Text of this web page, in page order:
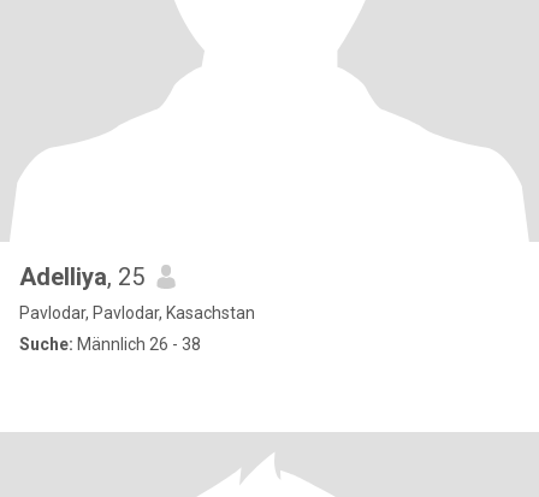
Adelliya, 25
Pavlodar, Pavlodar, Kasachstan
Suche: Männlich 26 - 38